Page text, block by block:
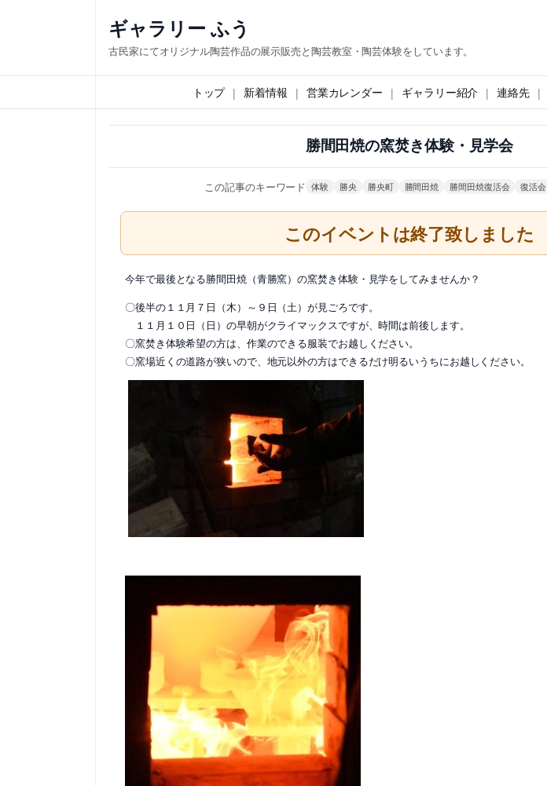
ス
キ
ギャラリー ふう
古民家にてオリジナル陶芸作品の展示販売と陶芸教室・陶芸体験をしています。
トップ 新着情報 営業カレンダー ギャラリー紹介 連絡先
勝間田焼の窯焚き体験・見学会
この記事のキーワード 体験 勝央 勝央町 勝間田焼 勝間田焼復活会 復活会
このイベントは終了致しました
今年で最後となる勝間田焼（青勝窯）の窯焚き体験・見学をしてみませんか？
〇後半の１１月７日（木）～９日（土）が見ごろです。
１１月１０日（日）の早朝がクライマックスですが、時間は前後します。
〇窯焚き体験希望の方は、作業のできる服装でお越しください。
〇窯場近くの道路が狭いので、地元以外の方はできるだけ明るいうちにお越しください。